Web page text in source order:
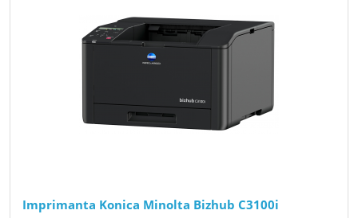
Imprimanta Konica Minolta Bizhub C3100i